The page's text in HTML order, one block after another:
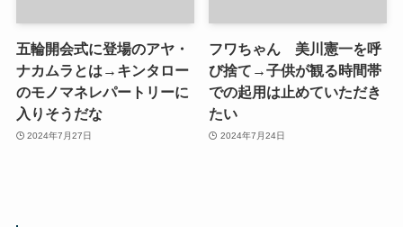
五輪開会式に登場のアヤ・
ナカムラとは→キンタロー
のモノマネレパートリーに
入りそうだな
2024年7月27日
フワちゃん 美川憲一を呼
び捨て→子供が観る時間帯
での起用は止めていただき
たい
2024年7月24日